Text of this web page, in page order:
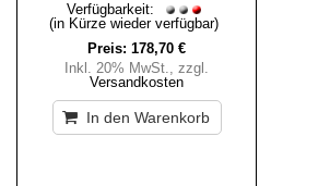
Verfügbarkeit:
(in Kürze wieder verfügbar)
Preis: 178,70 €
Inkl. 20% MwSt., zzgl.
Versandkosten
In den Warenkorb